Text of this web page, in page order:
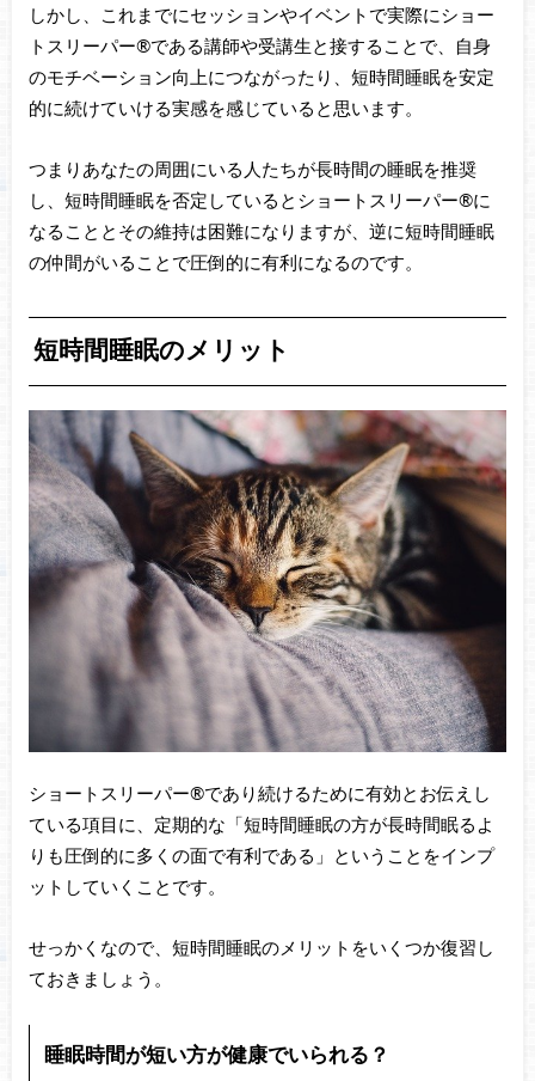
しかし、これまでにセッションやイベントで実際にショー
トスリーパー®である講師や受講生と接することで、自身
のモチベーション向上につながったり、短時間睡眠を安定
的に続けていける実感を感じていると思います。
つまりあなたの周囲にいる人たちが長時間の睡眠を推奨
し、短時間睡眠を否定しているとショートスリーパー®に
なることとその維持は困難になりますが、逆に短時間睡眠
の仲間がいることで圧倒的に有利になるのです。
短時間睡眠のメリット
ショートスリーパー®であり続けるために有効とお伝えし
ている項目に、定期的な「短時間睡眠の方が長時間眠るよ
りも圧倒的に多くの面で有利である」ということをインプ
ットしていくことです。
せっかくなので、短時間睡眠のメリットをいくつか復習し
ておきましょう。
睡眠時間が短い方が健康でいられる？